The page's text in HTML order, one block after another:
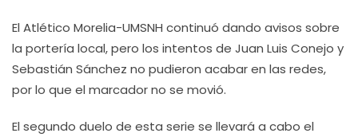
El Atlético Morelia-UMSNH continuó dando avisos sobre
la portería local, pero los intentos de Juan Luis Conejo y
Sebastián Sánchez no pudieron acabar en las redes,
por lo que el marcador no se movió.
El segundo duelo de esta serie se llevará a cabo el